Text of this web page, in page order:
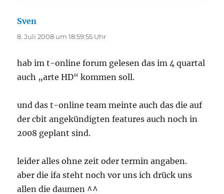
Sven
8. Juli 2008 um 18:59:55 Uhr
hab im t-online forum gelesen das im 4 quartal
auch „arte HD“ kommen soll.
und das t-online team meinte auch das die auf
der cbit angekündigten features auch noch in
2008 geplant sind.
leider alles ohne zeit oder termin angaben.
aber die ifa steht noch vor uns ich drück uns
allen die daumen ^^